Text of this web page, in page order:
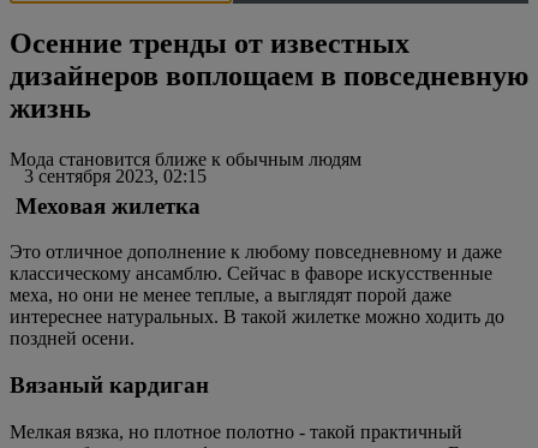
Осенние тренды от известных
дизайнеров воплощаем в повседневную
жизнь
3 сентября 2023, 02:15
Мода становится ближе к обычным людям
Меховая жилетка
Это отличное дополнение к любому повседневному и даже
классическому ансамблю. Сейчас в фаворе искусственные
меха, но они не менее теплые, а выглядят порой даже
интереснее натуральных. В такой жилетке можно ходить до
поздней осени.
Вязаный кардиган
Мелкая вязка, но плотное полотно - такой практичный